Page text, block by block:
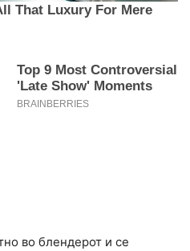
во блендерот и се